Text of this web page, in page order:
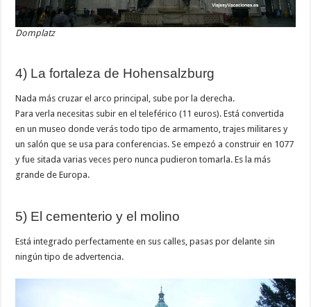
Domplatz
4) La fortaleza de Hohensalzburg
Nada más cruzar el arco principal, sube por la derecha.
Para verla necesitas subir en el teleférico (11 euros). Está convertida
en un museo donde verás todo tipo de armamento, trajes militares y
un salón que se usa para conferencias. Se empezó a construir en 1077
y fue sitada varias veces pero nunca pudieron tomarla. Es la más
grande de Europa.
5) El cementerio y el molino
Está integrado perfectamente en sus calles, pasas por delante sin
ningún tipo de advertencia.